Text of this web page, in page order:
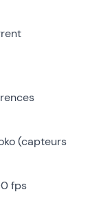
(capteurs
fps